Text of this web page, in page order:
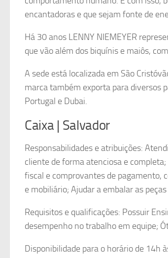
encantadoras e que sejam fonte de
Há 30 anos LENNY NIEMEYER
que vão além dos biquínis e maiôs,
A sede está localizada em São
marca também exporta para diversos
Portugal e Dubai.
Caixa | Salvador
Responsabilidades e atribuições:
cliente de forma atenciosa e
fiscal e comprovantes de pagamento,
e mobiliário; Ajudar a embalar as
Requisitos e qualificações: Possuir
desempenho no trabalho em equipe;
Disponibilidade para o horário de 14h